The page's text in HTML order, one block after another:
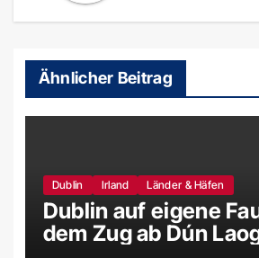
Ähnlicher Beitrag
Dublin Irland Länder & Häfen
Dublin auf eigene
dem Zug ab Dún